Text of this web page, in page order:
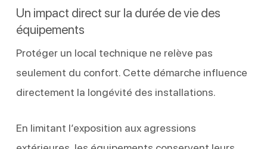
Un impact direct sur la durée de vie des
équipements
Protéger un local technique ne relève pas
seulement du confort. Cette démarche influence
directement la longévité des installations.
En limitant l’exposition aux agressions